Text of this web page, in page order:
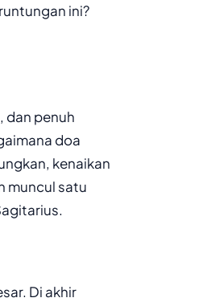
ini?
dan penuh
doa
kenaikan
muncul satu
Di akhir